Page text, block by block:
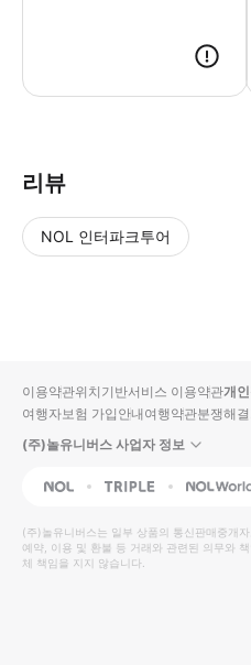
리뷰
NOL 인터파크투어
입니
다.
높
은
순
동
영
상
순
상
이용약관위치기반서비스 이용약관개
여행자보험 가입안내여행약관분쟁해
(주)놀유니버스 사업자 정보
NOL Triple Interpark
(주)놀유니버스는 일부 상품의 통신판매중개
예약, 이용 및 환불 등 거래와 관련된 의무와
체 책임을 지지 않습니다.